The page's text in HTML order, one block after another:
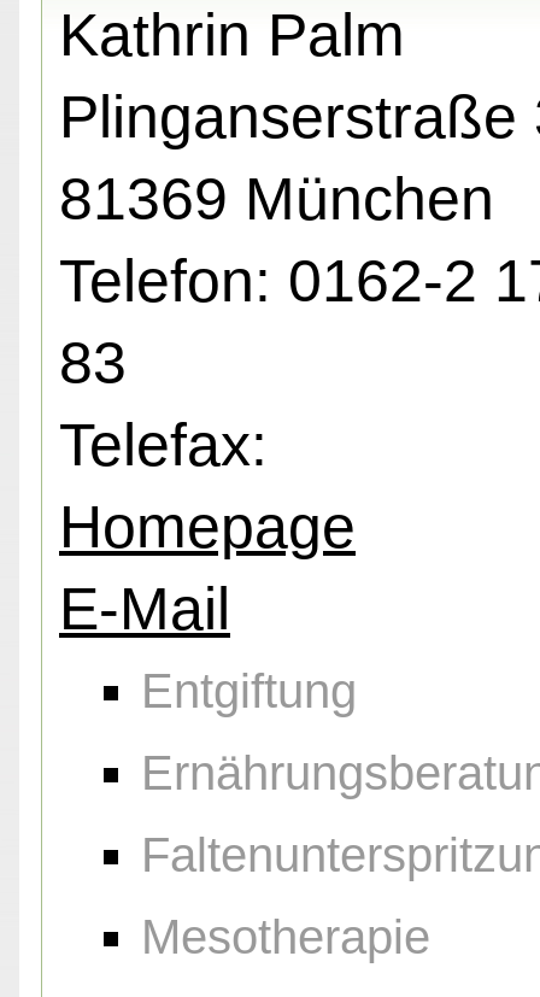
Kathrin Palm
Plinganserstraße
81369 München
Telefon: 0162-2
83
Telefax:
Homepage
E-Mail
Entgiftung
Mesotherapie